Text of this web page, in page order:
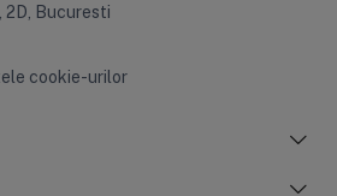
2D, Bucuresti
cookie-urilor